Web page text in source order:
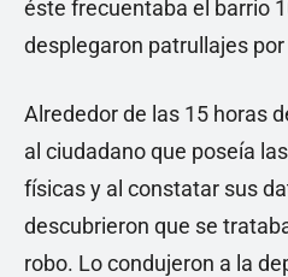
éste frecuentaba el barrio
desplegaron patrullajes
Alrededor de las 15 horas
al ciudadano que poseía
físicas y al constatar sus
descubrieron que se
robo. Lo condujeron a la